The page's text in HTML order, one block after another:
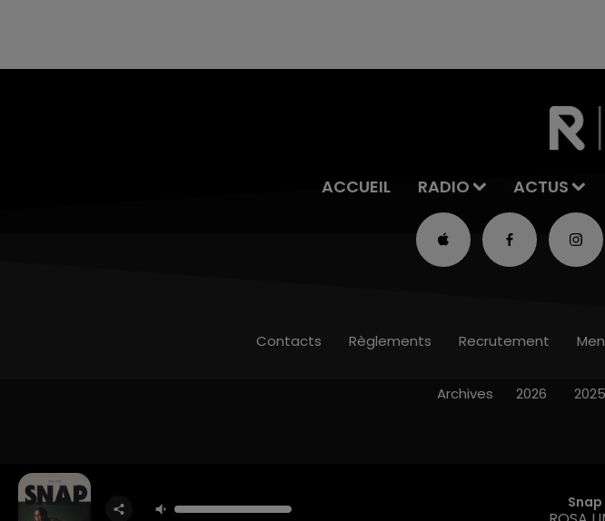
ACCUEIL RADIO ACTUS
Snap
Contacts Règlements Recrutement
Archives 2026 2025